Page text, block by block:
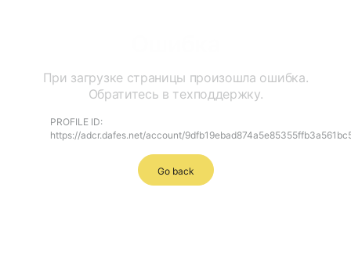
При загрузке страницы произошла ошибка.
Обратитесь в техподдержку.
PROFILE ID:
https://adcr.dafes.net/account/
Go back